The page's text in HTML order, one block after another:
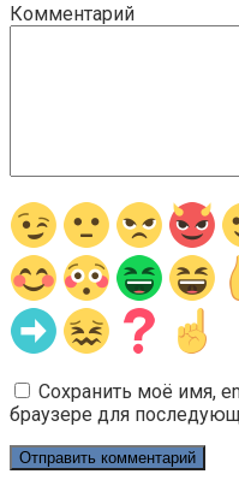
Комментарий
Сохранить моё имя,
браузере для